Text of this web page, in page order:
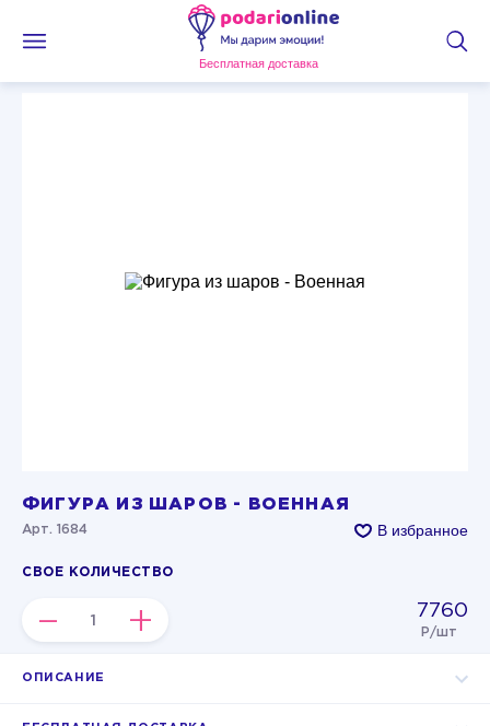
Бесплатная доставка
ФИГУРА ИЗ ШАРОВ - ВОЕННАЯ
Арт. 1684 В избранное
СВОЕ КОЛИЧЕСТВО
– + 7760
Р/шт
ОПИСАНИЕ